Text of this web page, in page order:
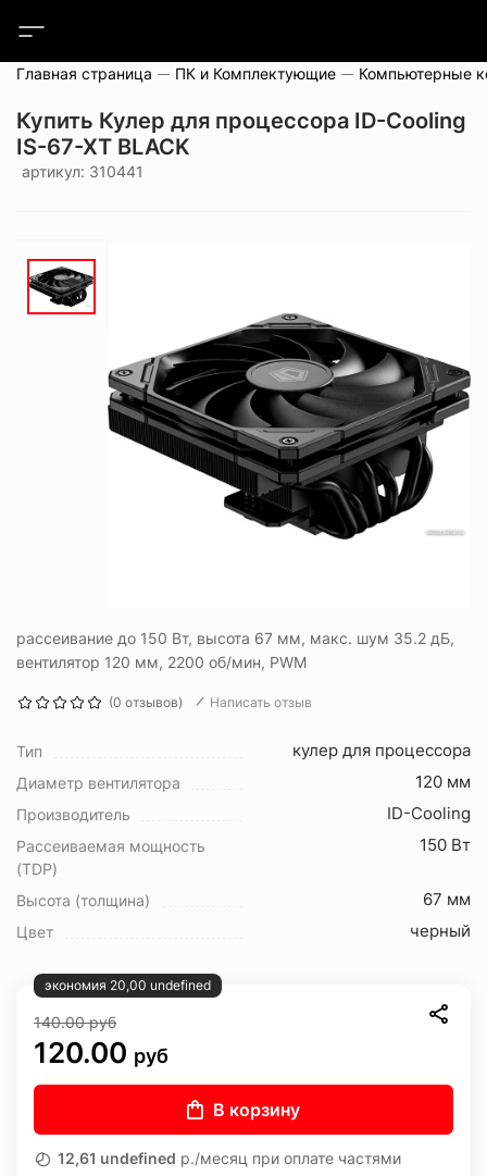
Главная страница ПК и Комплектующие Компьютерные
Купить Кулер для процессора ID-Cooling
IS-67-XT BLACK
артикул: 310441
рассеивание до 150 Вт, высота 67 мм, макс. шум 35.2 дБ,
вентилятор 120 мм, 2200 об/мин, PWM
(0 отзывов) Написать отзыв
Тип кулер для процессора
Диаметр вентилятора 120 мм
Производитель ID-Cooling
Рассеиваемая мощность
(TDP)
150 Вт
Высота (толщина) 67 мм
Цвет черный
экономия 20,00 undefined
140.00руб
120.00 руб
В корзину
12,61 undefined р./месяц при оплате частями